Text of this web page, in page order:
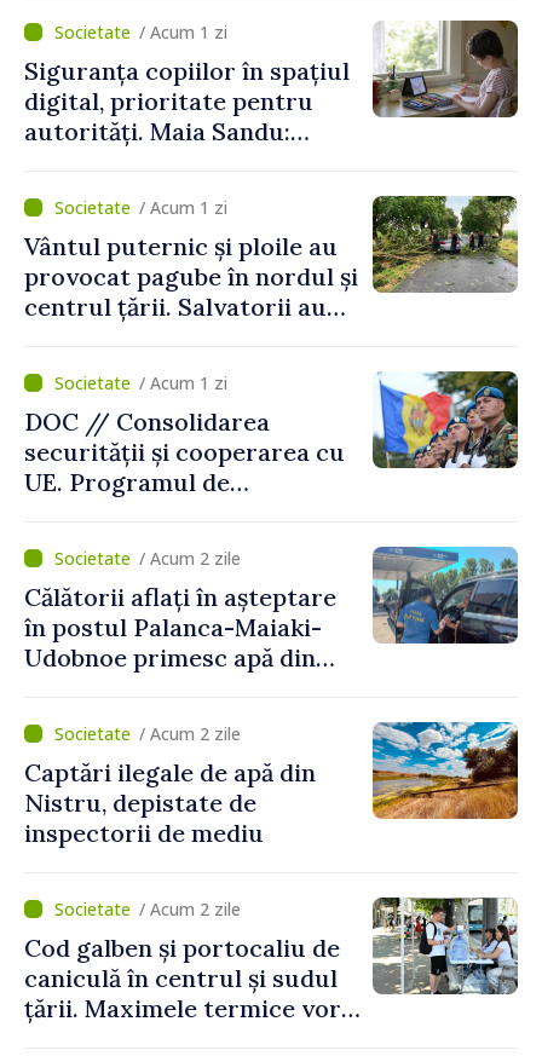
de vârf a concediilor
/ Acum 1 zi
Siguranța copiilor în spațiul
digital, prioritate pentru
autorități. Maia Sandu:
mecanisme care să-i
protejeze”/ Acum 1 zi
Vântul puternic și ploile au
provocat pagube în nordul și
centrul țării. Salvatorii au
/ Acum 1 zi
DOC // Consolidarea
securității și cooperarea cu
UE. Programul de
Naționale de Apărare pentru
perioada 2024–2034,
publicat în Monitorul Oficial
/ Acum 2 zile
Călătorii aflați în așteptare
în postul Palanca-Maiaki-
Udobnoe primesc apă din
și a polițiștilor de frontieră
/ Acum 2 zile
Captări ilegale de apă din
Nistru, depistate de
inspectorii de mediu
/ Acum 2 zile
Cod galben și portocaliu de
caniculă în centrul și sudul
țării. Maximele termice vor